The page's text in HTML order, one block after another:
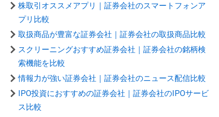
株取引オススメアプリ｜証券会社のスマートフォンア
プリ比較
取扱商品が豊富な証券会社｜証券会社の取扱商品比較
スクリーニングおすすめ証券会社｜証券会社の銘柄検
索機能を比較
情報力が強い証券会社｜証券会社のニュース配信比較
IPO投資におすすめの証券会社｜証券会社のIPOサービ
ス比較